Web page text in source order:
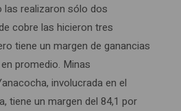
las realizaron sólo dos
cobre las hicieron tres
tiene un margen de ganancias
promedio. Minas
involucrada en el
tiene un margen del 84,1 por